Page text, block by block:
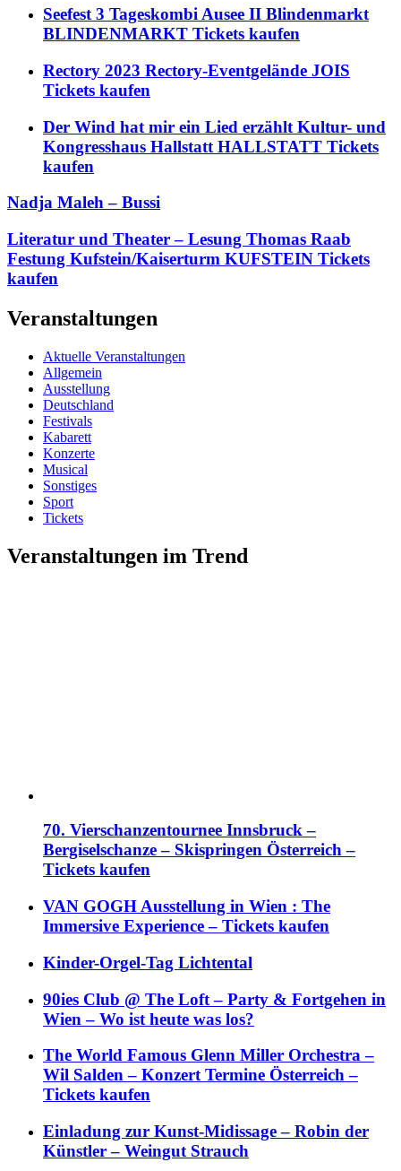
Seefest 3 Tageskombi Ausee II Blindenmarkt
BLINDENMARKT Tickets kaufen
Rectory 2023 Rectory-Eventgelände JOIS
Tickets kaufen
Der Wind hat mir ein Lied erzählt Kultur- und
Kongresshaus Hallstatt HALLSTATT Tickets
kaufen
Nadja Maleh – Bussi
Literatur und Theater – Lesung Thomas Raab
Festung Kufstein/Kaiserturm KUFSTEIN Tickets
kaufen
Veranstaltungen
Aktuelle Veranstaltungen
Allgemein
Ausstellung
Deutschland
Festivals
Kabarett
Konzerte
Musical
Sonstiges
Sport
Tickets
Veranstaltungen im Trend
70. Vierschanzentournee Innsbruck –
Bergiselschanze – Skispringen Österreich –
Tickets kaufen
VAN GOGH Ausstellung in Wien : The
Immersive Experience – Tickets kaufen
Kinder-Orgel-Tag Lichtental
90ies Club @ The Loft – Party & Fortgehen in
Wien – Wo ist heute was los?
The World Famous Glenn Miller Orchestra –
Wil Salden – Konzert Termine Österreich –
Tickets kaufen
Einladung zur Kunst-Midissage – Robin der
Künstler – Weingut Strauch